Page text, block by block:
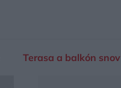
Terasa a balkón snov